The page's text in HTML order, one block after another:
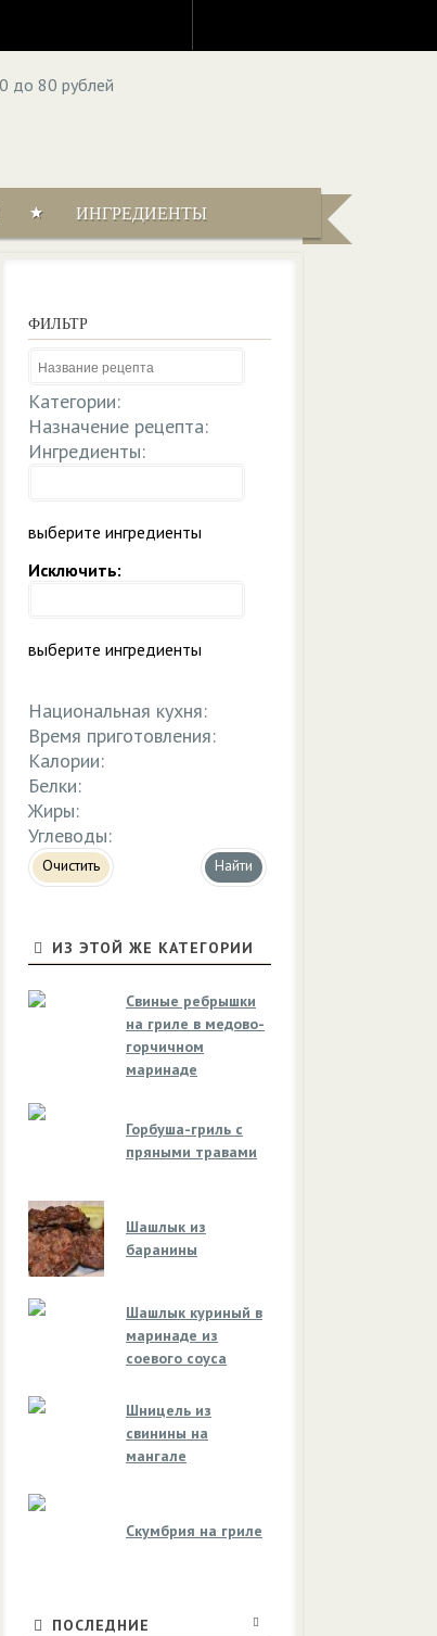
ИНГРЕДИЕНТЫ
ФИЛЬТР
Категории:
Назначение рецепта:
Ингредиенты:
выберите ингредиенты
Исключить:
выберите ингредиенты
Национальная кухня:
Время приготовления:
Калории:
Белки:
Жиры:
Углеводы:
Очистить
ИЗ ЭТОЙ ЖЕ КАТЕГОРИИ
Свиные ребрышки
на гриле в медово-
горчичном
маринаде
Горбуша-гриль с
пряными травами
Шашлык из
баранины
Шашлык куриный в
маринаде из
соевого соуса
Шницель из
свинины на
мангале
Скумбрия на гриле
ПОСЛЕДНИЕ